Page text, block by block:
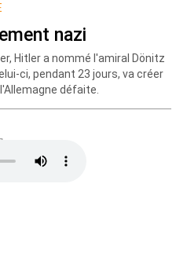
nazi
Hitler a nommé l'amiral Dönitz
ci, pendant 23 jours, va créer
défaite.